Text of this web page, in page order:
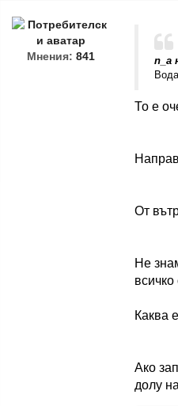
Мнения: 841
n_a
То е
От
Не
Каква
Ако
долу